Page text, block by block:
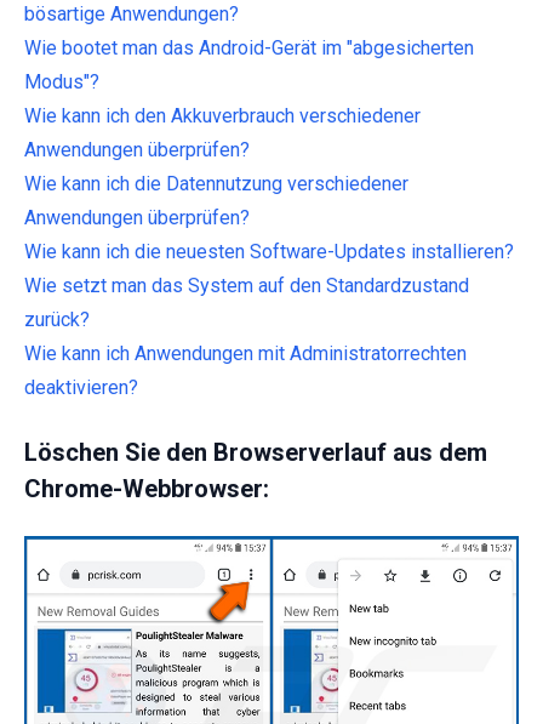
bösartige Anwendungen?
Wie bootet man das Android-Gerät im "abgesicherten
Modus"?
Wie kann ich den Akkuverbrauch verschiedener
Anwendungen überprüfen?
Wie kann ich die Datennutzung verschiedener
Anwendungen überprüfen?
Wie kann ich die neuesten Software-Updates installieren?
Wie setzt man das System auf den Standardzustand
zurück?
Wie kann ich Anwendungen mit Administratorrechten
deaktivieren?
Löschen Sie den Browserverlauf aus dem
Chrome-Webbrowser: